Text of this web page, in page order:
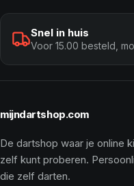
Snel in huis
Voor 15.00 besteld,
mijndartshop.com
De dartshop waar je online
zelf kunt proberen.
die zelf darten.